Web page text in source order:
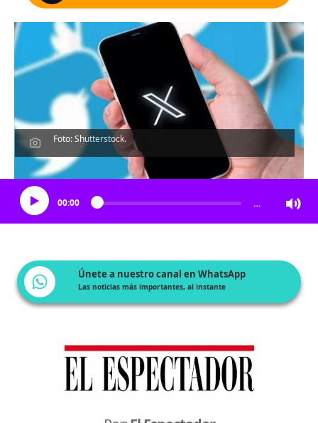
Foto: Shutterstock.
Escucha el artículo
00:00 …
Únete a nuestro canal en WhatsApp
Las noticias más importantes, al instante